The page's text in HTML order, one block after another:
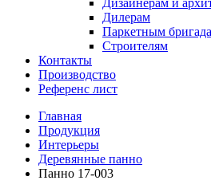
Дизайнерам и
Дилерам
Паркетным
Строителям
Контакты
Производство
Референс лист
Главная
Продукция
Интерьеры
Деревянные панно
Панно 17-003